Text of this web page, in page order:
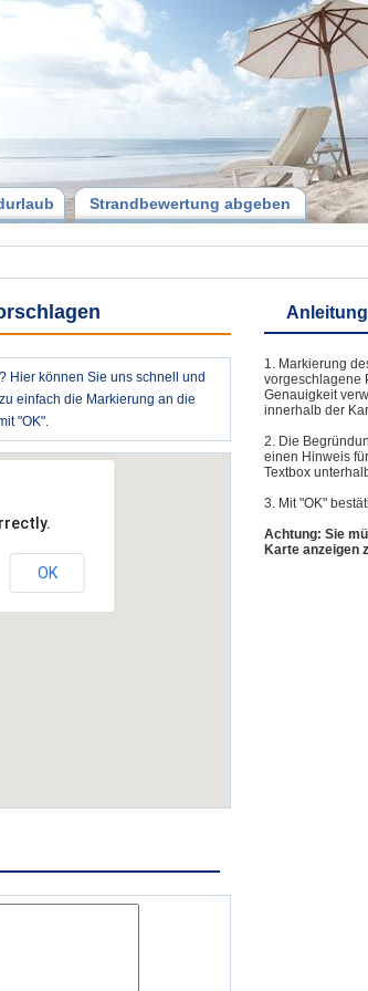
Strandbewertung abgeben
Hier können Sie uns schnell und
einfach die Markierung an die
"OK".
OK
1. Markierung
vorgeschlagene
Genauigkeit
innerhalb der
2. Die
einen Hinweis
Textbox
3. Mit "OK"
Achtung: Sie
Karte anzeigen